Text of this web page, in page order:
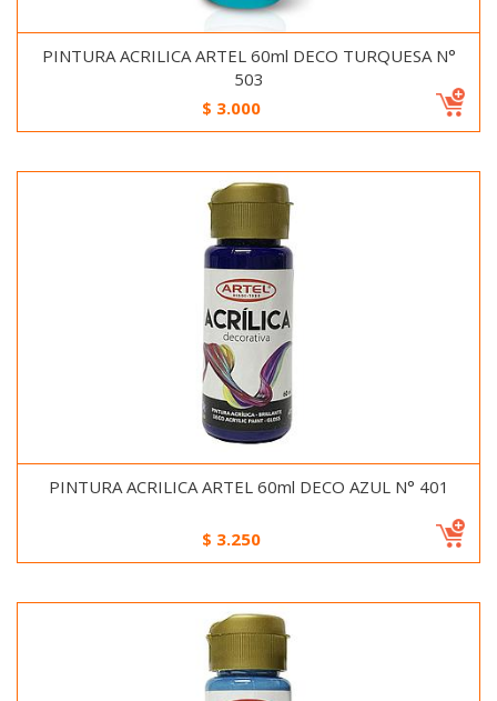
PINTURA ACRILICA ARTEL 60ml DECO TURQUESA N°
503
$ 3.000
PINTURA ACRILICA ARTEL 60ml DECO AZUL N° 401
$ 3.250